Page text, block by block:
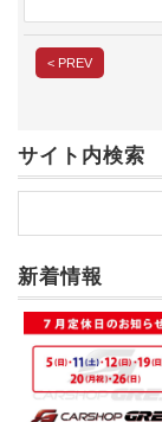
< PREV
サイト内検索
新着情報